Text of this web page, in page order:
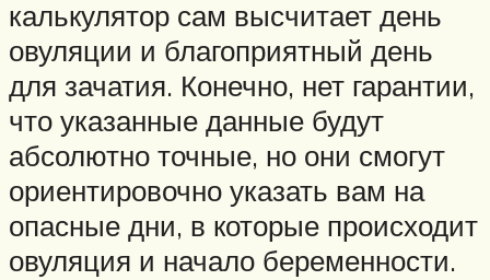
калькулятор сам высчитает день
овуляции и благоприятный день
для зачатия. Конечно, нет гарантии,
что указанные данные будут
абсолютно точные, но они смогут
ориентировочно указать вам на
опасные дни, в которые происходит
овуляция и начало беременности.